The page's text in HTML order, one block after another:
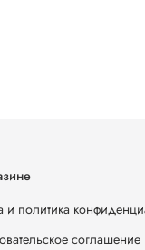
и политика
соглашение